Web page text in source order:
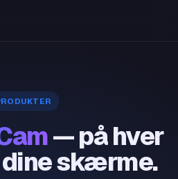
— på hver
skærme.